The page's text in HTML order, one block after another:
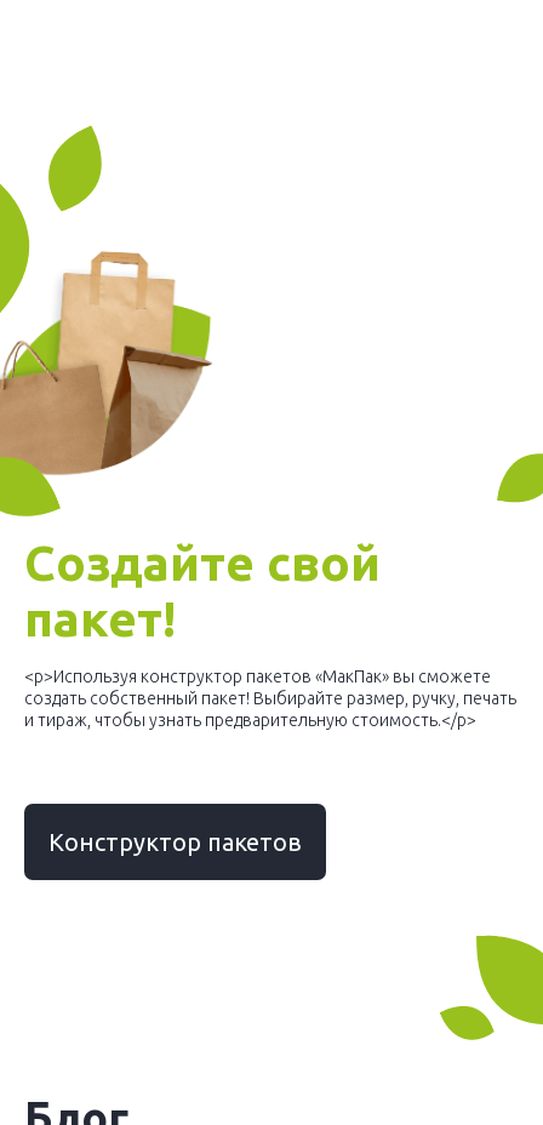
Создайте свой
пакет!
<p>Используя конструктор пакетов «МакПак» вы сможете
создать собственный пакет! Выбирайте размер, ручку, печать
и тираж, чтобы узнать предварительную стоимость.</p>
Конструктор пакетов